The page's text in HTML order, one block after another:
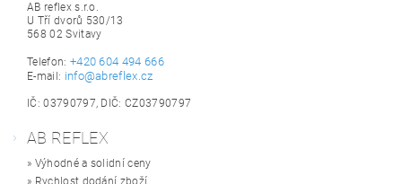
AB reflex s.r.o.
U Tří dvorů 530/13
568 02 Svitavy
Telefon: +420 604 494 666
E-mail: info@abreflex.cz
IČ: 03790797, DIČ: CZ03790797
AB REFLEX
» Výhodné a solidní ceny
» Rychlost dodání zboží